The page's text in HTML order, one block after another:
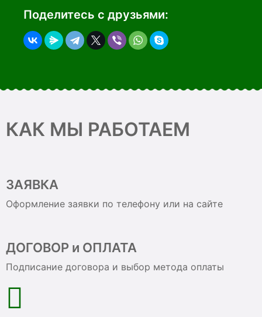
Поделитесь с друзьями:
КАК МЫ РАБОТАЕМ
ЗАЯВКА
Оформление заявки по телефону или на сайте
ДОГОВОР и ОПЛАТА
Подписание договора и выбор метода оплаты